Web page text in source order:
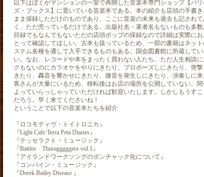
以下はぼくがマンションの一室で再開した音楽本専門ショップ【パ
ズ・ブックス】に置いている音楽本である。本の紹介も店頭の手書
まま採録しただけのものであり、ここに音楽の未来も過去も記され
く、ただ売っているだけである。出版社名・著者名もないものも多
目録でもなんでもないただの店頭ポップの採録なので詳細は実際に
とって確認してほしい。古本も扱っているため、一部の書籍はネッ
ステム各種を通して入手できるものもある。国会図書館に所蔵して
い。なお、レコードや本をまったく買わない人たち、ただ人生相談
クもないのにカラオケをやりにきたり、プロポーズしにきたり、突
きたり、轟音を響かせにきたり、微音を発生しにきたり、演奏しに
客さんが大量にいるため、移転後はお店の場所を公開していない。
よっていらっしゃっていただければ歓迎いたします。しかしもうす
だろう。早く来てくださいね！
ということで以下の音楽本たちを紹介
『ロコモティヴ・トイトロニカ』
『Light Cafe Terra Peta Diaries』
『テッセラクト・ミュージック』
『Battles Thuragggggers vol.1』
『アイランドワークソングのポンチャック化について』
『コンバイン・ミュージック』
『Derek Bailey Disease 』